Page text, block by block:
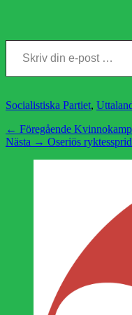
Skriv din e-post …
Kategorier
Socialistiska Partiet,
← Föregående Föregående
inlägg:
Nästa → Nästa
Oseriös